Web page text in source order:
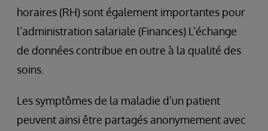
horaires (RH) sont également importantes pour
l’administration salariale (Finances) L’échange
de données contribue en outre à la qualité des
soins.
Les symptômes de la maladie d’un patient
peuvent ainsi être partagés anonymement avec